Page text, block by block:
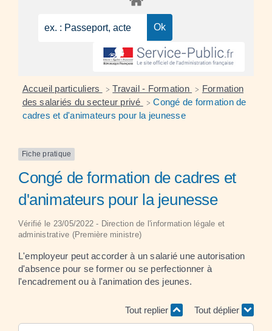
Accueil particuliers > Travail - Formation > Formation
des salariés du secteur privé
> Congé de formation de
cadres et d'animateurs pour la jeunesse
Fiche pratique
Congé de formation de cadres et
d'animateurs pour la jeunesse
Vérifié le 23/05/2022 - Direction de l'information légale et
administrative (Première ministre)
L'employeur peut accorder à un salarié une autorisation
d'absence pour se former ou se perfectionner à
l'encadrement ou à l'animation des jeunes.
Tout replier Tout déplier